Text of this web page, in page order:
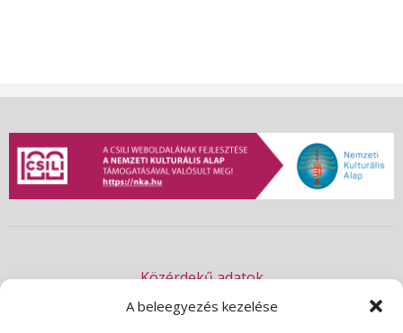
A beleegyezés kezelése
Közérdekű adatok
Akadálymentességi nyilatkozat